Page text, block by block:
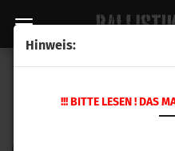
Hinweis:
!!! BITTE LESEN ! DAS